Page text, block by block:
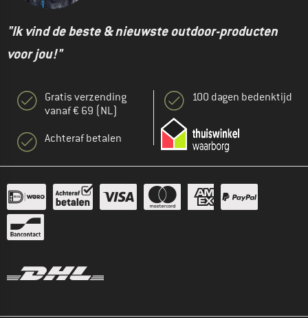
"Ik vind de beste & nieuwste outdoor-producten
voor jou!"
Gratis verzending
vanaf € 69 (NL)
Achteraf betalen
100 dagen bedenktijd